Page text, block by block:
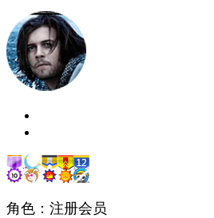
角色：注册会员